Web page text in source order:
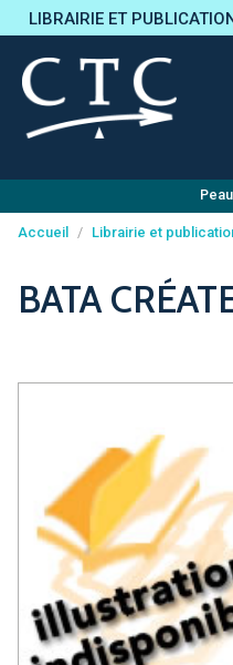
Panneau de gestion des
LIBRAIRIE ET
Accueil / Librairie et
BATA